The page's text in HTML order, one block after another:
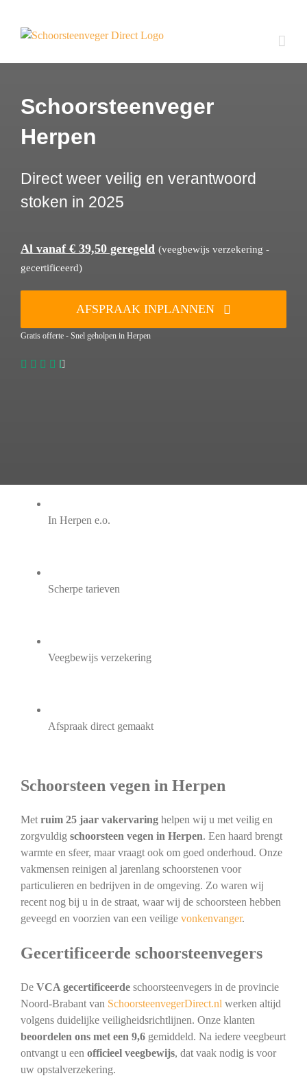
inhoud
Schoorsteenveger
Herpen
Direct weer veilig en verantwoord
stoken in 2025
Al vanaf € 39,50 geregeld (veegbewijs verzekering -
gecertificeerd)
AFSPRAAK INPLANNEN
Gratis offerte - Snel geholpen in Herpen
In Herpen e.o.
Scherpe tarieven
Veegbewijs verzekering
Afspraak direct gemaakt
Schoorsteen vegen in Herpen
Met ruim 25 jaar vakervaringhelpen wij u met veilig en
zorgvuldig schoorsteen vegen in Herpen. Een haard brengt
warmte en sfeer, maar vraagt ook om goed onderhoud. Onze
vakmensen reinigen al jarenlang schoorstenen voor
particulieren en bedrijven in de omgeving. Zo waren wij
recent nog bij u in de straat, waar wij de schoorsteen hebben
geveegd en voorzien van een veilige vonkenvanger.
Gecertificeerde schoorsteenvegers
De VCA gecertificeerdeschoorsteenvegers in de provincie
Noord-Brabant van SchoorsteenvegerDirect.nl werken altijd
volgens duidelijke veiligheidsrichtlijnen. Onze klanten
beoordelen ons met een 9,6gemiddeld. Na iedere veegbeurt
ontvangt u een officieel veegbewijs, dat vaak nodig is voor
uw opstalverzekering.